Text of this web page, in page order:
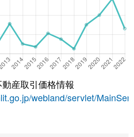
産取引価格情報
webland/servlet/